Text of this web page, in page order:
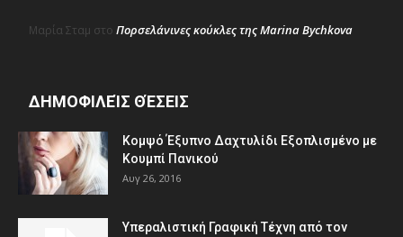
Μαρία Σταμ στο Πορσελάνινες κούκλες της Marina Bychkova
ΔΗΜΟΦΙΛΕΊΣ ΘΈΣΕΙΣ
Κομψό Έξυπνο Δαχτυλίδι Εξοπλισμένο με
Κουμπί Πανικού
Αυγ 26, 2016
Υπεραλιστική Γραφική Τέχνη από τον